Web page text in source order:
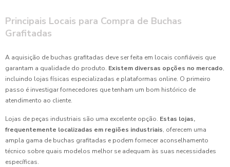
Principais Locais para Compra de Buchas
Grafitadas
A aquisição de buchas grafitadas deve ser feita em locais confiáveis que
garantam a qualidade do produto. Existem diversas opções no mercado,
incluindo lojas físicas especializadas e plataformas online. O primeiro
passo é investigar fornecedores que tenham um bom histórico de
atendimento ao cliente.
Lojas de peças industriais são uma excelente opção. Estas lojas,
frequentemente localizadas em regiões industriais, oferecem uma
ampla gama de buchas grafitadas e podem fornecer aconselhamento
técnico sobre quais modelos melhor se adequam às suas necessidades
específicas.